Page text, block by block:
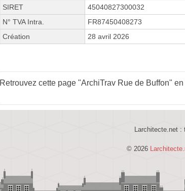
SIRET
45040827300032
N° TVA Intra.
FR87450408273
Création
28 avril 2026
Retrouvez cette page "ArchiTrav Rue de Buffon"
Larchitecte.net
© 2026